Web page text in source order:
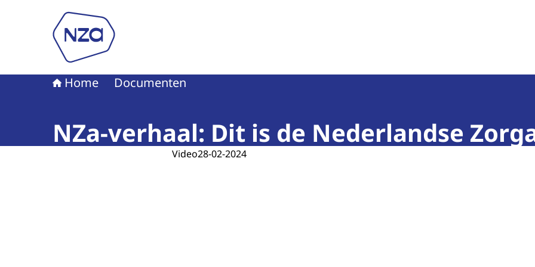
Home Documenten
NZa-verhaal: Dit is de Nederlandse
Video28-02-2024